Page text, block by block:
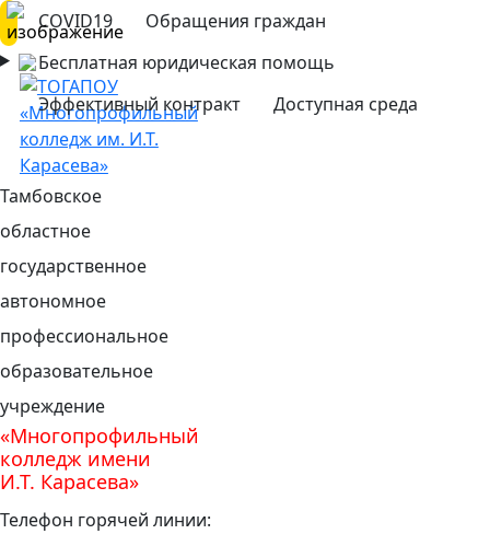
COVID19
Обращения граждан
Бесплатная юридическая помощь
Эффективный контракт
Доступная среда
Тамбовское
областное
государственное
автономное
профессиональное
образовательное
учреждение
«Многопрофильный
колледж имени
И.Т. Карасева»
Телефон горячей линии: